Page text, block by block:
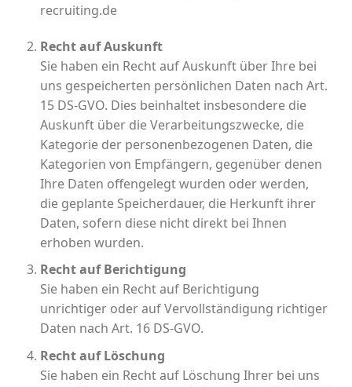
recruiting.de
Recht auf Auskunft
Sie haben ein Recht auf Auskunft über Ihre bei
uns gespeicherten persönlichen Daten nach Art.
15 DS-GVO. Dies beinhaltet insbesondere die
Auskunft über die Verarbeitungszwecke, die
Kategorie der personenbezogenen Daten, die
Kategorien von Empfängern, gegenüber denen
Ihre Daten offengelegt wurden oder werden,
die geplante Speicherdauer, die Herkunft ihrer
Daten, sofern diese nicht direkt bei Ihnen
erhoben wurden.
Recht auf Berichtigung
Sie haben ein Recht auf Berichtigung
unrichtiger oder auf Vervollständigung richtiger
Daten nach Art. 16 DS-GVO.
Recht auf Löschung
Sie haben ein Recht auf Löschung Ihrer bei uns